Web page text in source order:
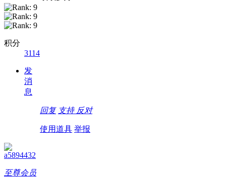
积分
3114
发
消
息
回复 支持 反对
使用道具 举报
a5894432
至尊会员